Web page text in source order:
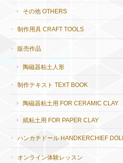
その他 OTHERS
制作用具 CRAFT TOOLS
販売作品
陶磁器粘土人形
制作テキスト TEXT BOOK
陶磁器粘土用 FOR CERAMIC CLAY
紙粘土用 FOR PAPER CLAY
ハンカチドール HANDKERCHIEF DOLL
オンライン体験レッスン